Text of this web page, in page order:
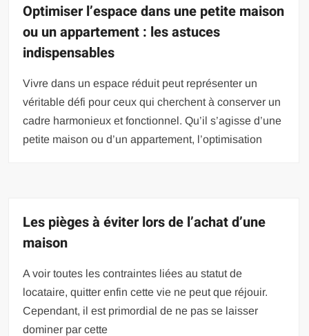
Optimiser l’espace dans une petite maison
ou un appartement : les astuces
indispensables
Vivre dans un espace réduit peut représenter un
véritable défi pour ceux qui cherchent à conserver un
cadre harmonieux et fonctionnel. Qu’il s’agisse d’une
petite maison ou d’un appartement, l’optimisation
Les pièges à éviter lors de l’achat d’une
maison
A voir toutes les contraintes liées au statut de
locataire, quitter enfin cette vie ne peut que réjouir.
Cependant, il est primordial de ne pas se laisser
dominer par cette